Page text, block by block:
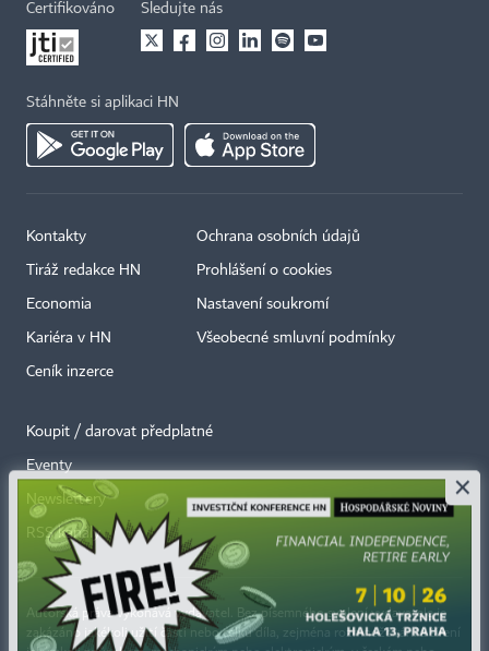
Certifikováno Sledujte nás
Stáhněte si aplikaci HN
Kontakty
Tiráž redakce HN
Economia
Kariéra v HN
Ceník inzerce
Ochrana osobních údajů
Prohlášení o cookies
Nastavení soukromí
Všeobecné smluvní podmínky
Koupit / darovat předplatné
Eventy
Newslettery
RSS kanály
Autorská práva vykonává vydavatel. Bez písemného svolení vydavatele je
zakázáno jakékoli užití částí nebo celku díla, zejména rozmnožování a šíření
×